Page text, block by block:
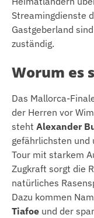
Streamingdienste
Gastgeberland
zuständig.
Worum es
Das Mallorca-
der Herren vor
steht Alexander
gefährlichsten
Tour mit starkem
Zugkraft sorgt die
natürliches
Dazu kommen
Tiafoe und der